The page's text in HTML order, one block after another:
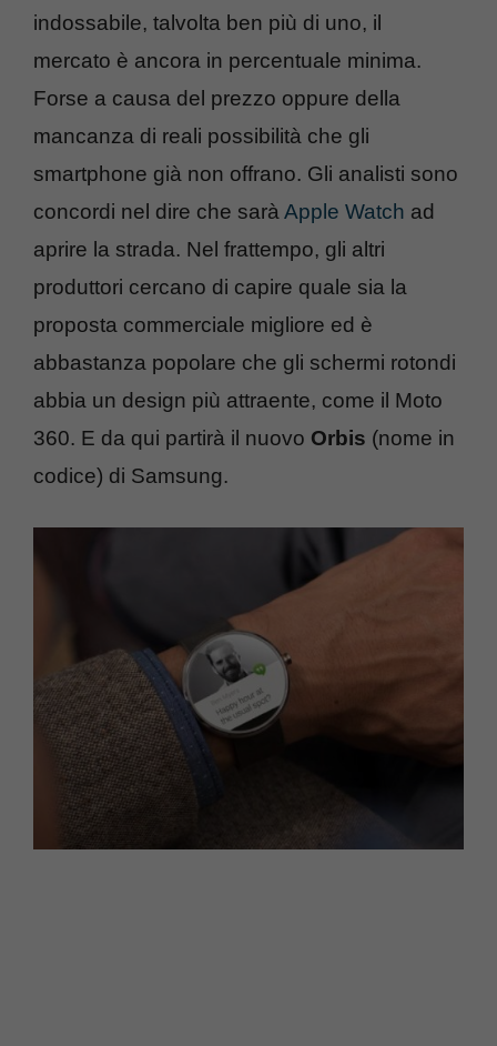
indossabile, talvolta ben più di uno, il
mercato è ancora in percentuale minima.
Forse a causa del prezzo oppure della
mancanza di reali possibilità che gli
smartphone già non offrano. Gli analisti sono
concordi nel dire che sarà Apple Watch ad
aprire la strada. Nel frattempo, gli altri
produttori cercano di capire quale sia la
proposta commerciale migliore ed è
abbastanza popolare che gli schermi rotondi
abbia un design più attraente, come il Moto
360. E da qui partirà il nuovo Orbis (nome in
codice) di Samsung.